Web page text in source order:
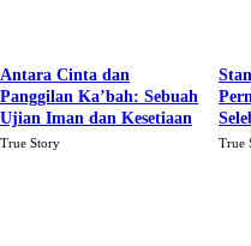
Antara Cinta dan
Panggilan Ka’bah: Sebuah
Ujian Iman dan Kesetiaan
True Story True